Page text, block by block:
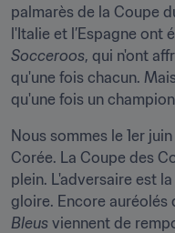
palmarès de la Coupe
Socceroos, qui n'ont
qu'une fois chacun.
qu'une fois un
Nous sommes le 1er
Corée. La Coupe des
plein. L'adversaire est
Bleus viennent de